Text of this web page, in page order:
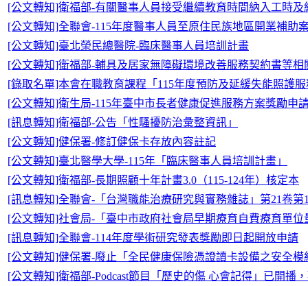
[公文轉知]衛福部-有關醫事人員接受繼續教育時間納入工時
[公文轉知]全聯會-115年度醫事人員至原住民族地區開業補助
[公文轉知]臺北榮民總醫院-臨床醫事人員培訓計畫
[公文轉知]衛福部-輔具及居家無障礙環境改善服務契約書等相
[錄取名單]本會在職教育課程「115年度預防及延緩失能照護
[公文轉知]衛生局-115年臺中市長者健康促進服務方案獎勵申
[訊息轉知]衛福部-公告「性騷擾防治彙整資訊」
[公文轉知]健保署-修訂健保卡存放內容註記
[公文轉知]臺北醫學大學-115年「臨床醫事人員培訓計畫」
[公文轉知]衛福部-長期照顧十年計畫3.0（115-124年）核定本
[訊息轉知]全聯會-「台灣職能治療研究與實務雜誌」第21卷第
[公文轉知]社會局-「臺中市政府社會局早期療育自費療育單
[訊息轉知]全聯會-114年度學術研究發表獎勵即日起開放申請
[公文轉知]健保署-廢止「全民健康保險憑證讀卡設備之安全模
[公文轉知]衛福部-Podcast節目「歷史的傷 心會記得」已開播